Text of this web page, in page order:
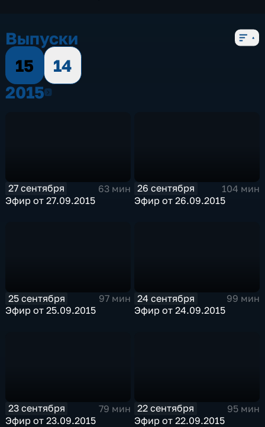
Выпуски
15
14
20152015
27 сентября
63 мин
Эфир от 27.09.2015
26 сентября
104 мин
Эфир от 26.09.2015
25 сентября
97 мин
Эфир от 25.09.2015
24 сентября
99 мин
Эфир от 24.09.2015
23 сентября
79 мин
Эфир от 23.09.2015
22 сентября
95 мин
Эфир от 22.09.2015